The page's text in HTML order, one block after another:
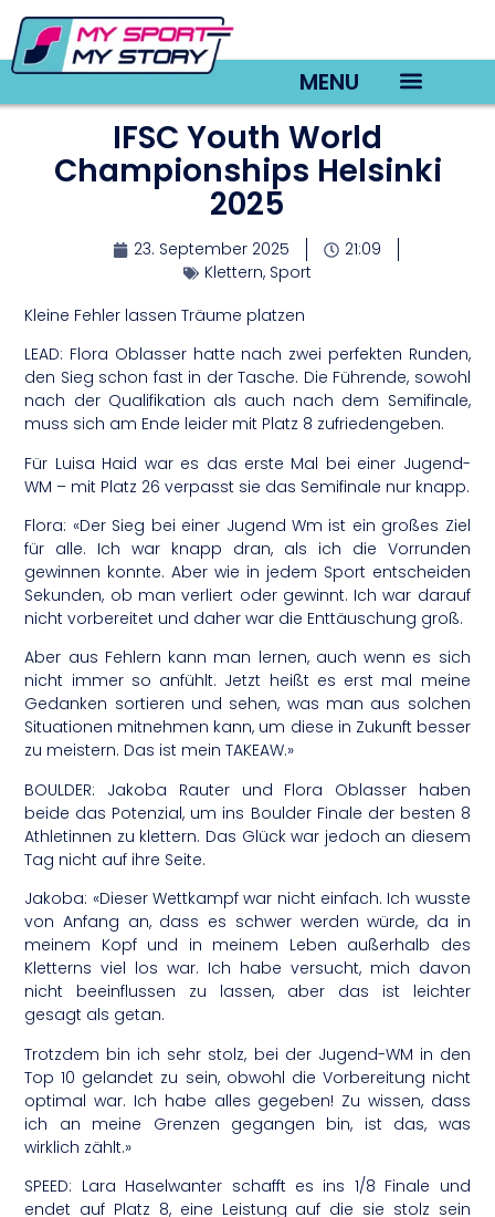
MENU
IFSC Youth World
Championships Helsinki
2025
23. September 2025
21:09
Klettern, Sport
Kleine Fehler lassen Träume platzen
LEAD: Flora Oblasser hatte nach zwei perfekten Runden,
den Sieg schon fast in der Tasche. Die Führende, sowohl
nach der Qualifikation als auch nach dem Semifinale,
muss sich am Ende leider mit Platz 8 zufriedengeben.
Für Luisa Haid war es das erste Mal bei einer Jugend-
WM – mit Platz 26 verpasst sie das Semifinale nur knapp.
Flora: «Der Sieg bei einer Jugend Wm ist ein großes Ziel
für alle. Ich war knapp dran, als ich die Vorrunden
gewinnen konnte. Aber wie in jedem Sport entscheiden
Sekunden, ob man verliert oder gewinnt. Ich war darauf
nicht vorbereitet und daher war die Enttäuschung groß.
Aber aus Fehlern kann man lernen, auch wenn es sich
nicht immer so anfühlt. Jetzt heißt es erst mal meine
Gedanken sortieren und sehen, was man aus solchen
Situationen mitnehmen kann, um diese in Zukunft besser
zu meistern. Das ist mein TAKEAW.»
BOULDER: Jakoba Rauter und Flora Oblasser haben
beide das Potenzial, um ins Boulder Finale der besten 8
Athletinnen zu klettern. Das Glück war jedoch an diesem
Tag nicht auf ihre Seite.
Jakoba: «Dieser Wettkampf war nicht einfach. Ich wusste
von Anfang an, dass es schwer werden würde, da in
meinem Kopf und in meinem Leben außerhalb des
Kletterns viel los war. Ich habe versucht, mich davon
nicht beeinflussen zu lassen, aber das ist leichter
gesagt als getan.
Trotzdem bin ich sehr stolz, bei der Jugend-WM in den
Top 10 gelandet zu sein, obwohl die Vorbereitung nicht
optimal war. Ich habe alles gegeben! Zu wissen, dass
ich an meine Grenzen gegangen bin, ist das, was
wirklich zählt.»
SPEED: Lara Haselwanter schafft es ins 1/8 Finale und
endet auf Platz 8, eine Leistung auf die sie stolz sein